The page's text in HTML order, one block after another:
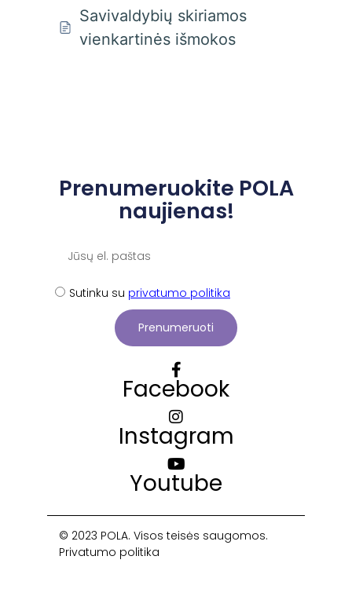
Savivaldybių skiriamos
vienkartinės išmokos
Prenumeruokite POLA
naujienas!
Sutinku su privatumo politika
Prenumeruoti
Facebook
Instagram
Youtube
© 2023 POLA. Visos teisės saugomos.
Privatumo politika